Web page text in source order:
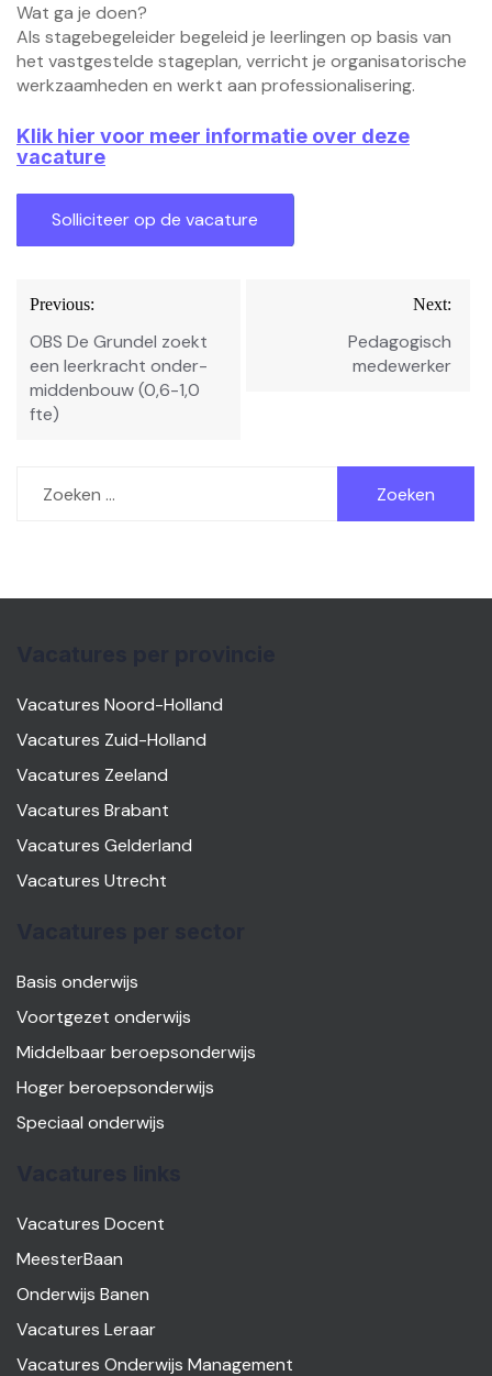
Wat ga je doen?
Als stagebegeleider begeleid je leerlingen op basis van
het vastgestelde stageplan, verricht je organisatorische
werkzaamheden en werkt aan professionalisering.
Klik hier voor meer informatie over deze
vacature
Bericht
navigatie
Previous:
OBS De Grundel zoekt
een leerkracht onder-
middenbouw (0,6-1,0
fte)
Next:
Pedagogisch
medewerker
naar:
Vacatures Noord-Holland
Vacatures Zuid-Holland
Vacatures Zeeland
Vacatures Brabant
Vacatures Gelderland
Vacatures Utrecht
Basis onderwijs
Voortgezet onderwijs
Middelbaar beroepsonderwijs
Hoger beroepsonderwijs
Speciaal onderwijs
Vacatures Docent
MeesterBaan
Onderwijs Banen
Vacatures Leraar
Vacatures Onderwijs Management